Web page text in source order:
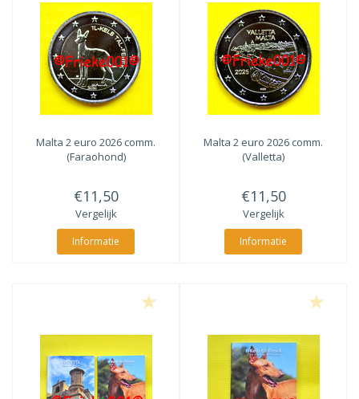
Malta 2 euro 2026 comm.
(Faraohond)
€11,50
Vergelijk
Informatie
Malta 2 euro 2026 comm.
(Valletta)
€11,50
Vergelijk
Informatie